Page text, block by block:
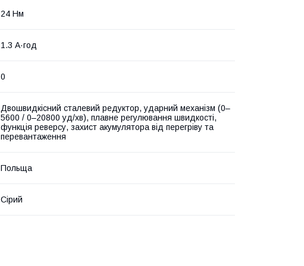
24 Нм
1.3 А·год
0
Двошвидкісний сталевий редуктор, ударний механізм (0–
5600 / 0–20800 уд/хв), плавне регулювання швидкості,
функція реверсу, захист акумулятора від перегріву та
перевантаження
Польща
Сірий